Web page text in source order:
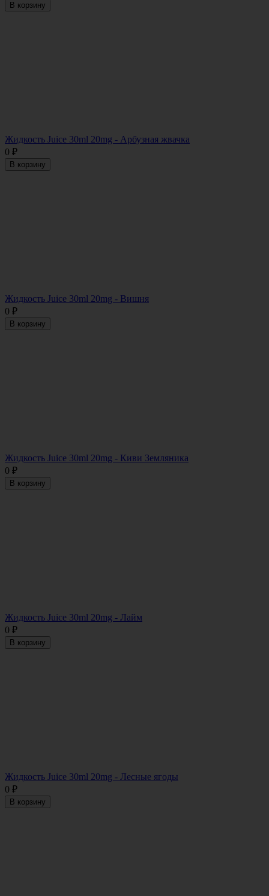
В корзину
Жидкость Juice 30ml 20mg - Арбузная жвачка
0 ₽
В корзину
Жидкость Juice 30ml 20mg - Вишня
0 ₽
В корзину
Жидкость Juice 30ml 20mg - Киви Земляника
0 ₽
В корзину
Жидкость Juice 30ml 20mg - Лайм
0 ₽
В корзину
Жидкость Juice 30ml 20mg - Лесные ягоды
0 ₽
В корзину